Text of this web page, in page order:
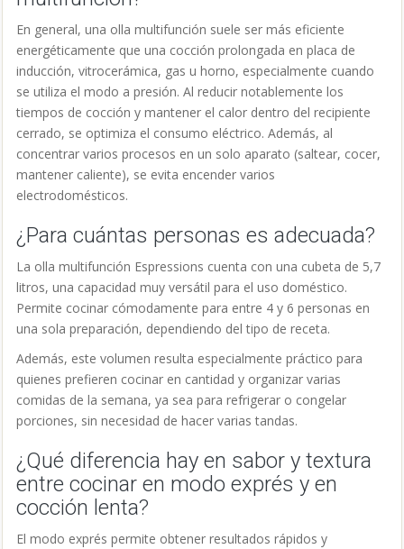
En general, una olla multifunción suele ser más eficiente
energéticamente que una cocción prolongada en placa de
inducción, vitrocerámica, gas u horno, especialmente cuando
se utiliza el modo a presión. Al reducir notablemente los
tiempos de cocción y mantener el calor dentro del recipiente
cerrado, se optimiza el consumo eléctrico. Además, al
concentrar varios procesos en un solo aparato (saltear, cocer,
mantener caliente), se evita encender varios
electrodomésticos.
¿Para cuántas personas es adecuada?
La olla multifunción Espressions cuenta con una cubeta de 5,7
litros, una capacidad muy versátil para el uso doméstico.
Permite cocinar cómodamente para entre 4 y 6 personas en
una sola preparación, dependiendo del tipo de receta.
Además, este volumen resulta especialmente práctico para
quienes prefieren cocinar en cantidad y organizar varias
comidas de la semana, ya sea para refrigerar o congelar
porciones, sin necesidad de hacer varias tandas.
¿Qué diferencia hay en sabor y textura
entre cocinar en modo exprés y en
cocción lenta?
El modo exprés permite obtener resultados rápidos y